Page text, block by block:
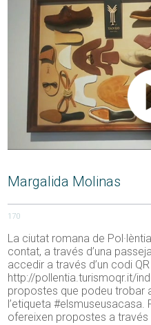
Margalida Molinas
170
La ciutat romana de
contat, a través d’una
accedir a través d’un codi
http://pollentia.turismoqr.it/
propostes que podeu trobar
l’etiqueta #elsmuseusacasa.
ofereixen propostes a través